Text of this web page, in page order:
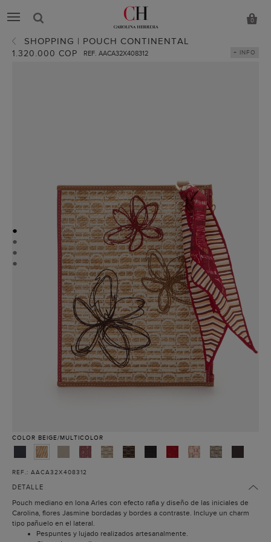
0
SHOPPING | POUCH CONTINENTAL
1.320.000 COP REF. AACA32X408312 + INFO
●
●
●
●
COLOR BEIGE/MULTICOLOR
REF.: AACA32X408312
DETALLE
Pouch mediano en lona Arles con efecto rafia y diseño de las iniciales de
Carolina, flores Jasmine bordadas y bordes a contraste. Incluye un charm
tipo pañuelo en el lateral.
Pespuntes y lujado realizados artesanalmente.